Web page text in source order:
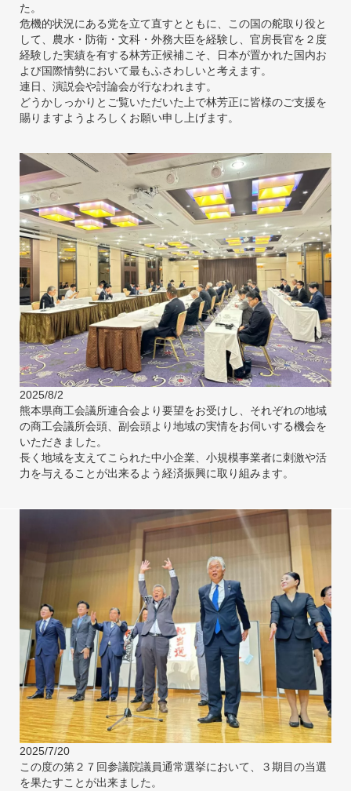
た。
危機的状況にある党を立て直すとともに、この国の舵取り役と
して、農水・防衛・文科・外務大臣を経験し、官房長官を２度
経験した実績を有する林芳正候補こそ、日本が置かれた国内お
よび国際情勢において最もふさわしいと考えます。
連日、演説会や討論会が行なわれます。
どうかしっかりとご覧いただいた上で林芳正に皆様のご支援を
賜りますようよろしくお願い申し上げます。
2025/8/2
熊本県商工会議所連合会より要望をお受けし、それぞれの地域
の商工会議所会頭、副会頭より地域の実情をお伺いする機会を
いただきました。
長く地域を支えてこられた中小企業、小規模事業者に刺激や活
力を与えることが出来るよう経済振興に取り組みます。
2025/7/20
この度の第２７回参議院議員通常選挙において、３期目の当選
を果たすことが出来ました。